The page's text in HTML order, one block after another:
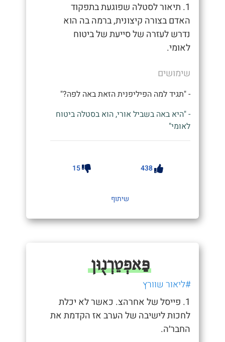
1. תיאור לסטלה שפוגעת בתפקוד
האדם בצורה קיצונית, ברמה בה הוא
נדרש לעזרה של סייעת של ביטוח
לאומי.
שימושים
- "תגיד למה הפיליפנית הזאת באה לפה?"
- "היא באה בשביל אורי, הוא בסטלה ביטוח
לאומי"
438
15
שיתוף
פַּאפְטֵרְנֻוּן
#ליאור שוורץ
1. פייסל של אחרהצ. כאשר לא יכלת
לחכות לישיבה של הערב אז הקדמת את
החבר׳ה.